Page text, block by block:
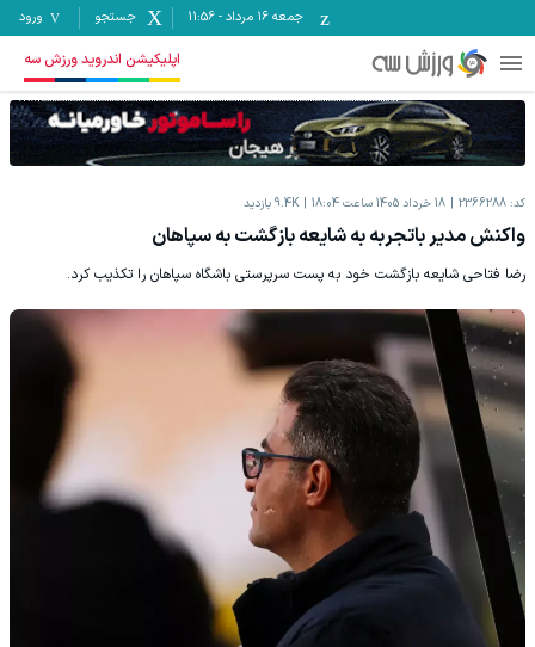
جمعه ۱۶ مرداد -
11:56 جستجو ورود
اپلیکیشن اندروید ورزش سه
کد: 2366288 18 خرداد 1405 ساعت 18:04 9.4K بازدید
واکنش مدیر باتجربه به شایعه بازگشت به سپاهان
رضا فتاحی شایعه بازگشت خود به پست سرپرستی باشگاه سپاهان را تکذیب کرد.